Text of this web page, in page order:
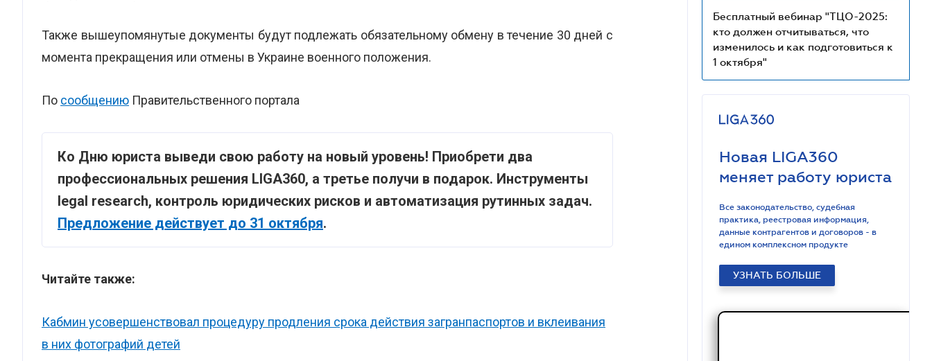
Также вышеупомянутые документы будут подлежать обязательному обмену в течение 30 дней с
момента прекращения или отмены в Украине военного положения.
По сообщению Правительственного портала
Ко Дню юриста выведи свою работу на новый уровень! Приобрети два
профессиональных решения LIGA360, а третье получи в подарок. Инструменты
legal research, контроль юридических рисков и автоматизация рутинных задач.
Предложение действует до 31 октября.
Читайте также:
Кабмин усовершенствовал процедуру продления срока действия загранпаспортов и вклеивания
в них фотографий детей
Бесплатный вебинар "ТЦО-2025:
кто должен отчитываться, что
изменилось и как подготовиться к
1 октября"
Новая LIGA360
меняет работу юриста
Все законодательство, судебная
практика, реестровая информация,
данные контрагентов и договоров - в
едином комплексном продукте
УЗНАТЬ БОЛЬШЕ